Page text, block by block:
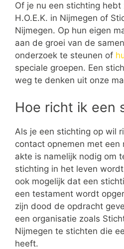
Of je nu een stichting hebt
H.O.E.K. in Nijmegen of
Nijmegen. Op hun eigen
aan de groei van de
onderzoek te steunen of
speciale groepen. Een
weg te denken uit onze
Hoe richt ik een
Als je een stichting op wil
contact opnemen met een
akte is namelijk nodig om
stichting in het leven
ook mogelijk dat een
een testament wordt
zijn dood de opdracht
een organisatie zoals
Nijmegen te stichten die
heeft.